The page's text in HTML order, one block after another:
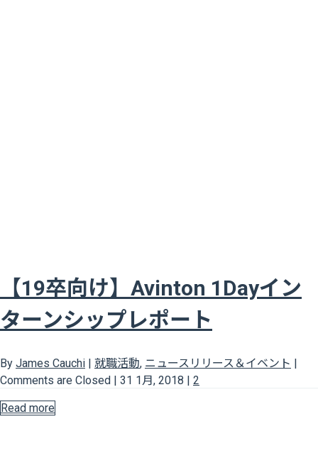
【19卒向け】Avinton 1Dayイン
ターンシップレポート
By James Cauchi 就職活動, ニュースリリース＆イベント
Comments are Closed
31 1月, 2018 2
Read more